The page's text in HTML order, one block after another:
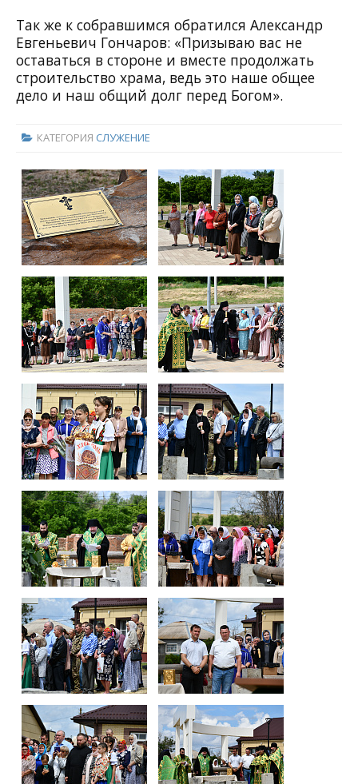
Так же к собравшимся обратился Александр
Евгеньевич Гончаров: «Призываю вас не
оставаться в стороне и вместе продолжать
строительство храма, ведь это наше общее
дело и наш общий долг перед Богом».
КАТЕГОРИЯ СЛУЖЕНИЕ